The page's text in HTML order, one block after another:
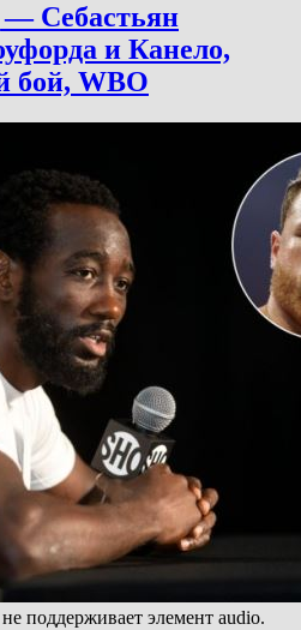
— Себастьян
и Канело,
бой, WBO
поддерживает элемент audio.